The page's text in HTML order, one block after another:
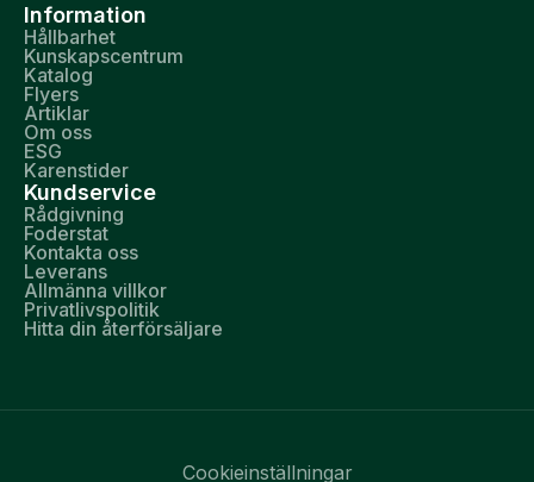
Information
Hållbarhet
Kunskapscentrum
Katalog
Flyers
Artiklar
Om oss
ESG
Karenstider
Kundservice
Rådgivning
Foderstat
Kontakta oss
Leverans
Allmänna villkor
Privatlivspolitik
Hitta din återförsäljare
Cookieinställningar